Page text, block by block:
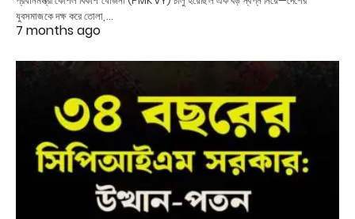
যুবসমাজকে দক্ষ করে তোলা,…
7 months ago